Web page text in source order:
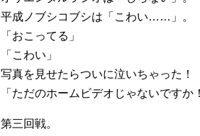
平成ノブシコブシは「こわい……」。
「おこってる」
「こわい」
写真を見せたらついに泣いちゃった！
「ただのホームビデオじゃないですか
第三回戦。